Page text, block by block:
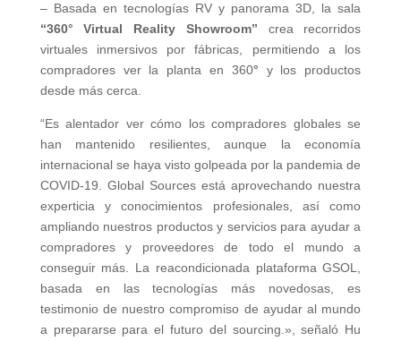
– Basada en tecnologías RV y panorama 3D, la sala
“360° Virtual Reality Showroom” crea recorridos
virtuales inmersivos por fábricas, permitiendo a los
compradores ver la planta en 360° y los productos
desde más cerca.
“Es alentador ver cómo los compradores globales se
han mantenido resilientes, aunque la economía
internacional se haya visto golpeada por la pandemia de
COVID-19. Global Sources está aprovechando nuestra
experticia y conocimientos profesionales, así como
ampliando nuestros productos y servicios para ayudar a
compradores y proveedores de todo el mundo a
conseguir más. La reacondicionada plataforma GSOL,
basada en las tecnologías más novedosas, es
testimonio de nuestro compromiso de ayudar al mundo
a prepararse para el futuro del sourcing.», señaló Hu